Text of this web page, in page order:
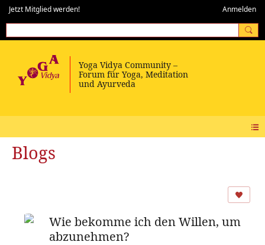
Jetzt Mitglied werden! Anmelden
Blogs
Wie bekomme ich den Willen, um
abzunehmen?